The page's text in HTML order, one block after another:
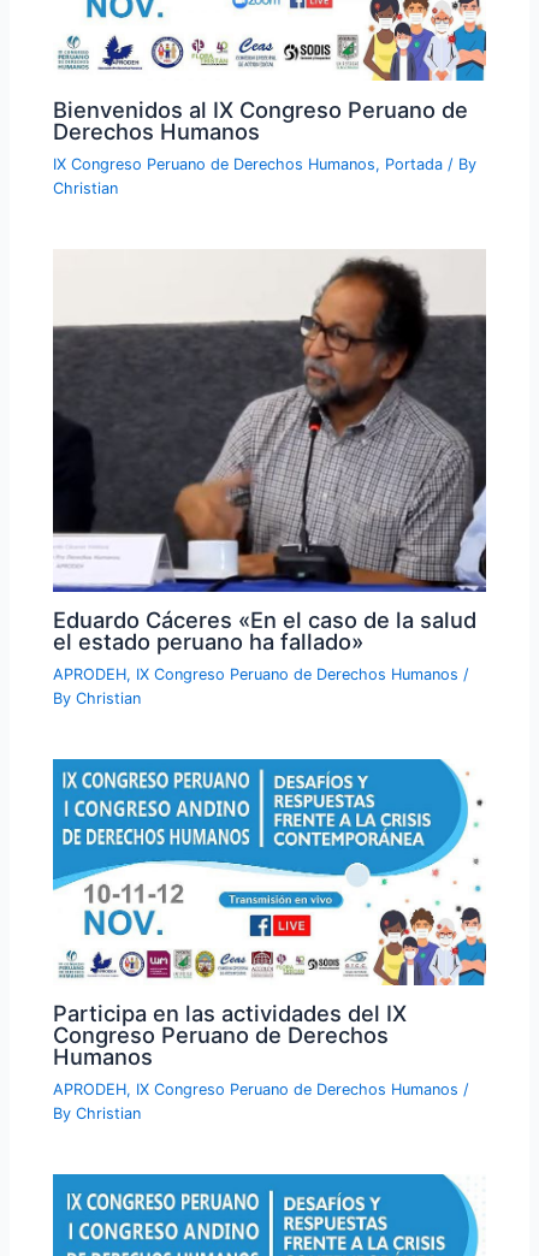
Bienvenidos al IX Congreso Peruano de
Derechos Humanos
IX Congreso Peruano de Derechos Humanos, Portada / By
Christian
Eduardo Cáceres «En el caso de la salud
el estado peruano ha fallado»
APRODEH, IX Congreso Peruano de Derechos Humanos /
ByChristian
Participa en las actividades del IX
Congreso Peruano de Derechos
Humanos
APRODEH, IX Congreso Peruano de Derechos Humanos /
ByChristian